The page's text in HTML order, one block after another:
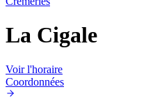
La Cigale
Voir l'horaire
Coordonnées